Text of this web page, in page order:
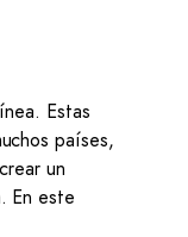
Estas
países,
un
En este